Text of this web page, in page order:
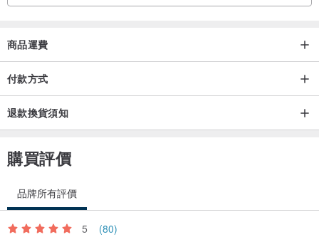
商品運費
付款方式
退款換貨須知
購買評價
品牌所有評價
5 (80)